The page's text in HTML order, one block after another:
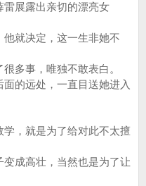
展露出亲切的漂亮女
就决定，这一生非她不
多事，唯独不敢表白。
的远处，一直目送她进入
，就是为了给对此不太擅
成高壮，当然也是为了让